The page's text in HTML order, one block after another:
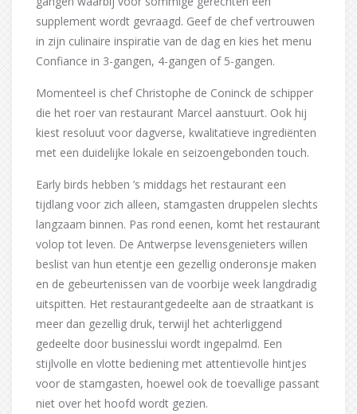
supplement wordt gevraagd. Geef de chef vertrouwen
in zijn culinaire inspiratie van de dag en kies het menu
Confiance in 3-gangen, 4-gangen of 5-gangen.
Momenteel is chef Christophe de Coninck de schipper
die het roer van restaurant Marcel aanstuurt. Ook hij
kiest resoluut voor dagverse, kwalitatieve ingrediënten
met een duidelijke lokale en seizoengebonden touch.
Early birds hebben ’s middags het restaurant een
tijdlang voor zich alleen, stamgasten druppelen slechts
langzaam binnen. Pas rond eenen, komt het restaurant
volop tot leven. De Antwerpse levensgenieters willen
beslist van hun etentje een gezellig onderonsje maken
en de gebeurtenissen van de voorbije week langdradig
uitspitten. Het restaurantgedeelte aan de straatkant is
meer dan gezellig druk, terwijl het achterliggend
gedeelte door businesslui wordt ingepalmd. Een
stijlvolle en vlotte bediening met attentievolle hintjes
voor de stamgasten, hoewel ook de toevallige passant
niet over het hoofd wordt gezien.